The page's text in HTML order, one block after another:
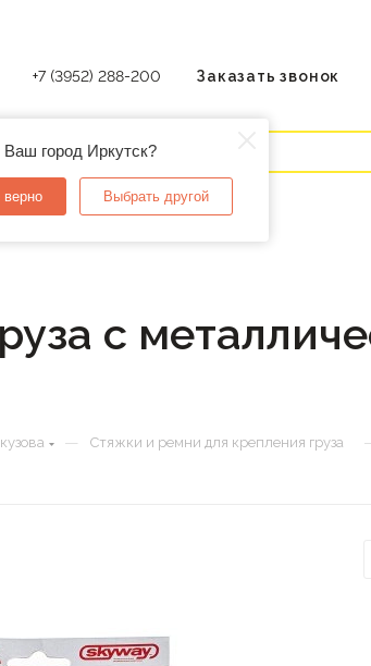
Ваш город Иркутск?
верно Выбрать другой
+7 (3952) 288-200 Заказать звонок
с
— Стяжки и ремни для крепления груза